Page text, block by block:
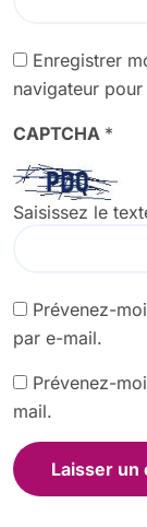
Enregistrer
navigateur
CAPTCHA *
Saisissez le
Prévenez-
par e-mail.
Prévenez-
mail.